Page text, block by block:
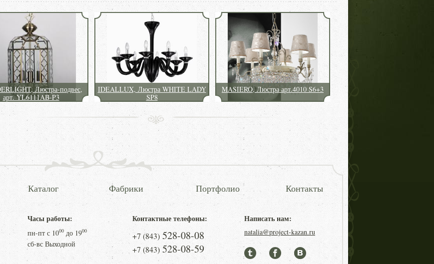
Люстра-подвес,
арт. YL6111AB-P3
IDEALLUX, Люстра WHITE LADY
SP8
MASIERO, Люстра арт.4010 S6+3
Каталог Фабрики Портфолио Контакты
Часы работы:
пн-пт с 1000 до 1900
сб-вс Выходной
Контактные телефоны:
+7 (843) 528-08-08
+7 (843) 528-08-59
Написать нам:
natalia@project-kazan.ru